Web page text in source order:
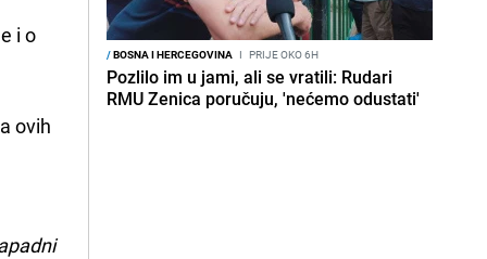
i o
ovih
/BOSNA I HERCEGOVINA I PRIJE OKO 6H
Pozlilo im u jami, ali se vratili: Rudari
RMU Zenica poručuju, 'nećemo odustati'